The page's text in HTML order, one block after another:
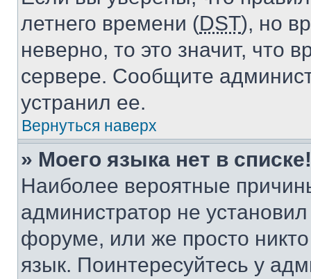
летнего времени (DST), но
неверно, то это значит, что
сервере. Сообщите
устранил ее.
Вернуться наверх
» Моего языка нет в списке!
Наиболее вероятные
администратор не
форуме, или же просто
язык. Поинтересуйтесь у